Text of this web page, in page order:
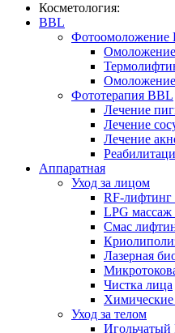
Косметология:
BBL
Фотоомоложение
Омоложение
Фототерапия BBL
Лечение
Лечение
Лечение
Аппаратная
Уход за лицом
RF-лифтинг
LPG массаж
Смас
Лазерная
Чистка лица
Уход за телом
Игольчатый